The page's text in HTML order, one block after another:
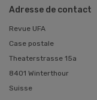
Adresse de contact
Revue UFA
Case postale
Theaterstrasse 15a
8401 Winterthour
Suisse